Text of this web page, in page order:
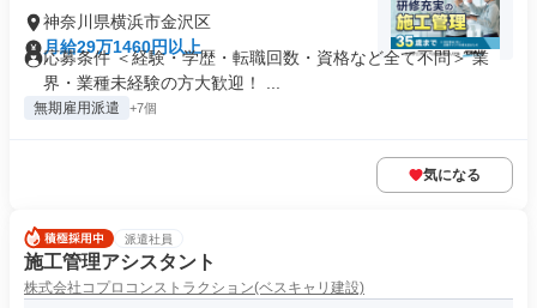
神奈川県横浜市金沢区
月給29万1460円以上
応募条件 ＜経験・学歴・転職回数・資格など全て不問＞ 業
界・業種未経験の方大歓迎！ ...
無期雇用派遣 +7個
気になる
派遣社員
施工管理アシスタント
株式会社コプロコンストラクション(ベスキャリ建設)